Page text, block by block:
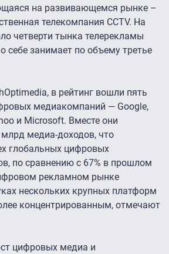
на развивающемся рынке –
телекомпания CCTV. На
четверти тынка телерекламы
себе занимает по объему третье
в рейтинг вошли пять
медиакомпаний — Google,
и Microsoft. Вместе они
медиа-доходов, что
глобальных цифровых
по сравнению с 67% в прошлом
рекламном рынке
нескольких крупных платформ
концентрированным, отмечают
цифровых медиа и